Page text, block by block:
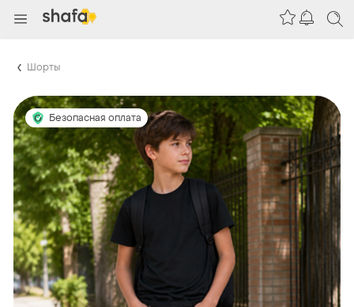
Шорты
Безопасная оплата